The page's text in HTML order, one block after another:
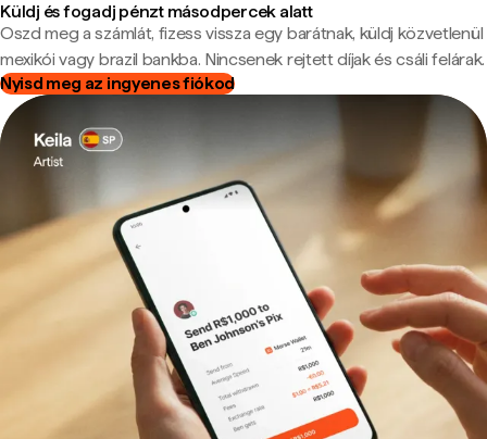
Küldj és fogadj pénzt másodpercek alatt
Oszd meg a számlát, fizess vissza egy barátnak, küldj közvetlenül
mexikói vagy brazil bankba. Nincsenek rejtett díjak és csáli felárak.
Nyisd meg az ingyenes fiókod